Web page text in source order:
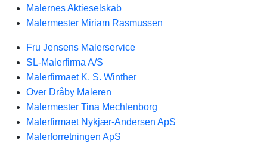
Malernes Aktieselskab
Malermester Miriam Rasmussen
Fru Jensens Malerservice
SL-Malerfirma A/S
Malerfirmaet K. S. Winther
Over Dråby Maleren
Malermester Tina Mechlenborg
Malerfirmaet Nykjær-Andersen ApS
Malerforretningen ApS